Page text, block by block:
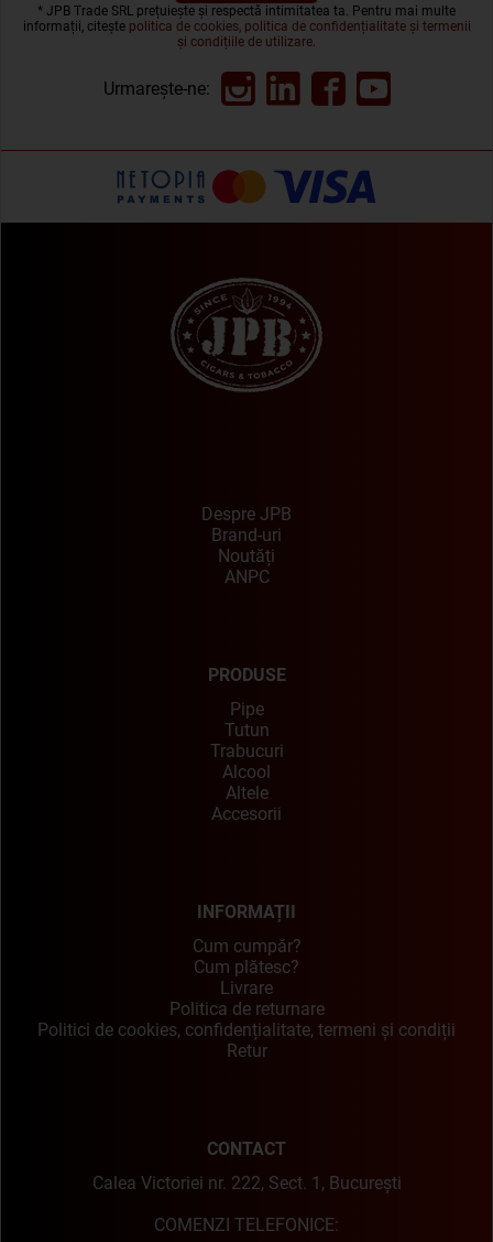
* JPB Trade SRL prețuiește și respectă intimitatea ta. Pentru mai multe
informații, citește politica de cookies, politica de confidențialitate și termenii
și condițiile de utilizare.
Urmarește-ne:
Despre JPB
Brand-uri
Noutăți
ANPC
PRODUSE
Pipe
Tutun
Trabucuri
Alcool
Altele
Accesorii
INFORMAȚII
Cum cumpăr?
Cum plătesc?
Livrare
Politica de returnare
Politici de cookies, confidențialitate, termeni și condiții
Retur
CONTACT
Calea Victoriei nr. 222, Sect. 1, București
COMENZI TELEFONICE: